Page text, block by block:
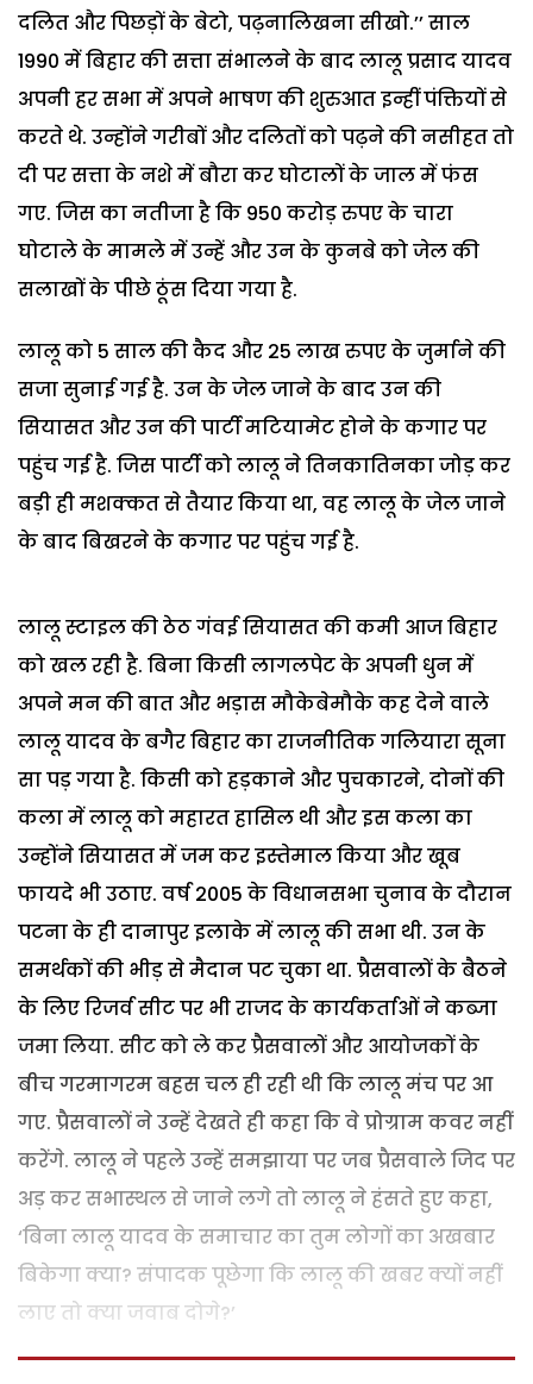
दलित और पिछड़ों के बेटो, पढ़नालिखना सीखो.’’ साल
1990 में बिहार की सत्ता संभालने के बाद लालू प्रसाद यादव
अपनी हर सभा में अपने भाषण की शुरुआत इन्हीं पंक्तियों से
करते थे. उन्होंने गरीबों और दलितों को पढ़ने की नसीहत तो
दी पर सत्ता के नशे में बौरा कर घोटालों के जाल में फंस
गए. जिस का नतीजा है कि 950 करोड़ रुपए के चारा
घोटाले के मामले में उन्हें और उन के कुनबे को जेल की
सलाखों के पीछे ठूंस दिया गया है.
लालू को 5 साल की कैद और 25 लाख रुपए के जुर्माने की
सजा सुनाई गई है. उन के जेल जाने के बाद उन की
सियासत और उन की पार्टी मटियामेट होने के कगार पर
पहुंच गई है. जिस पार्टी को लालू ने तिनकातिनका जोड़ कर
बड़ी ही मशक्कत से तैयार किया था, वह लालू के जेल जाने
के बाद बिखरने के कगार पर पहुंच गई है.
लालू स्टाइल की ठेठ गंवई सियासत की कमी आज बिहार
को खल रही है. बिना किसी लागलपेट के अपनी धुन में
अपने मन की बात और भड़ास मौकेबेमौके कह देने वाले
लालू यादव के बगैर बिहार का राजनीतिक गलियारा सूना
सा पड़ गया है. किसी को हड़काने और पुचकारने, दोनों की
कला में लालू को महारत हासिल थी और इस कला का
उन्होंने सियासत में जम कर इस्तेमाल किया और खूब
फायदे भी उठाए. वर्ष 2005 के विधानसभा चुनाव के दौरान
पटना के ही दानापुर इलाके में लालू की सभा थी. उन के
समर्थकों की भीड़ से मैदान पट चुका था. प्रैसवालों के बैठने
के लिए रिजर्व सीट पर भी राजद के कार्यकर्ताओं ने कब्जा
जमा लिया. सीट को ले कर प्रैसवालों और आयोजकों के
बीच गरमागरम बहस चल ही रही थी कि लालू मंच पर आ
गए. प्रैसवालों ने उन्हें देखते ही कहा कि वे प्रोग्राम कवर नहीं
करेंगे. लालू ने पहले उन्हें समझाया पर जब प्रैसवाले जिद पर
अड़ कर सभास्थल से जाने लगे तो लालू ने हंसते हुए कहा,
‘बिना लालू यादव के समाचार का तुम लोगों का अखबार
बिकेगा क्या? संपादक पूछेगा कि लालू की खबर क्यों नहीं
लाए तो क्या जवाब दोगे?’